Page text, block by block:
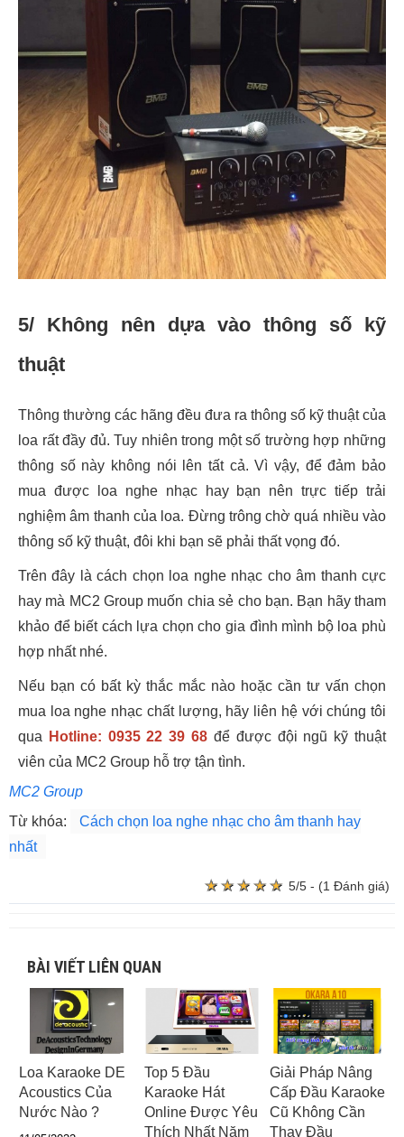
5/ Không nên dựa vào thông số kỹ
thuật
Thông thường các hãng đều đưa ra thông số kỹ thuật của
loa rất đầy đủ. Tuy nhiên trong một số trường hợp những
thông số này không nói lên tất cả. Vì vậy, để đảm bảo
mua được loa nghe nhạc hay bạn nên trực tiếp trải
nghiệm âm thanh của loa. Đừng trông chờ quá nhiều vào
thông số kỹ thuật, đôi khi bạn sẽ phải thất vọng đó.
Trên đây là cách chọn loa nghe nhạc cho âm thanh cực
hay mà MC2 Group muốn chia sẻ cho bạn. Bạn hãy tham
khảo để biết cách lựa chọn cho gia đình mình bộ loa phù
hợp nhất nhé.
Nếu bạn có bất kỳ thắc mắc nào hoặc cần tư vấn chọn
mua loa nghe nhạc chất lượng, hãy liên hệ với chúng tôi
qua
Hotline: 0935 22 39 68 để được đội ngũ kỹ thuật
viên của MC2 Group hỗ trợ tận tình.
MC2 Group
Từ khóa:
Cách chọn loa nghe nhạc cho âm thanh hay
nhất
★ ★ ★ ★ ★
★ ★ ★ ★ ★ 5/5 - (1 Đánh giá)
BÀI VIẾT LIÊN QUAN
Loa Karaoke DE
Acoustics Của
Nước Nào ?
Top 5 Đầu
Karaoke Hát
Online Được Yêu
Thích Nhất Năm
Giải Pháp Nâng
Cấp Đầu Karaoke
Cũ Không Cần
Thay Đầu